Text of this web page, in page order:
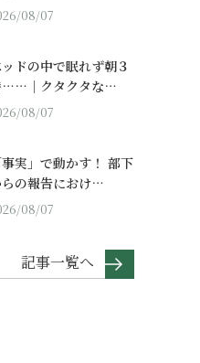
08/07
ドの中で眠れず朝３
……｜クタクタな…
08/07
事実」で動かす！ 部下
らの報告におけ…
08/07
記事一覧へ